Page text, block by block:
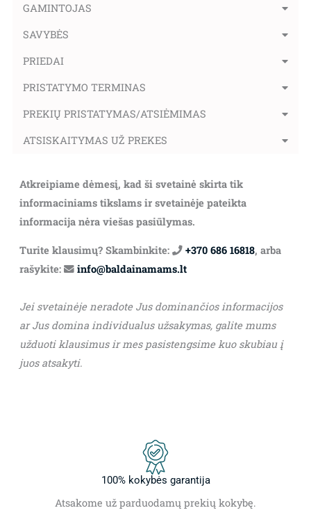
GAMINTOJAS
SAVYBĖS
PRIEDAI
PRISTATYMO TERMINAS
PREKIŲ PRISTATYMAS/ATSIĖMIMAS
ATSISKAITYMAS UŽ PREKES
Atkreipiame dėmesį, kad ši svetainė skirta tik
informaciniams tikslams ir svetainėje pateikta
informacija nėra viešas pasiūlymas.
Turite klausimų? Skambinkite: +370 686 16818, arba
rašykite:
info@baldainamams.lt
Jei svetainėje neradote Jus dominančios informacijos
ar Jus domina individualus užsakymas, galite mums
užduoti klausimus ir mes pasistengsime kuo skubiau į
juos atsakyti.
100% kokybės garantija
Atsakome už parduodamų prekių kokybę.